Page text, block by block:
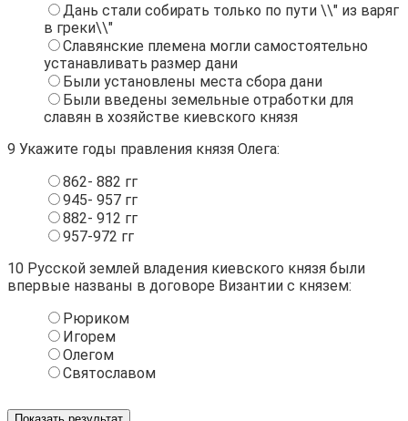
Дань стали собирать только по пути \\" из варяг
в греки\\"
Славянские племена могли самостоятельно
устанавливать размер дани
Были установлены места сбора дани
Были введены земельные отработки для
славян в хозяйстве киевского князя
9 Укажите годы правления князя Олега:
862- 882 гг
945- 957 гг
882- 912 гг
957-972 гг
10 Русской землей владения киевского князя были
впервые названы в договоре Византии с князем:
Рюриком
Игорем
Олегом
Святославом